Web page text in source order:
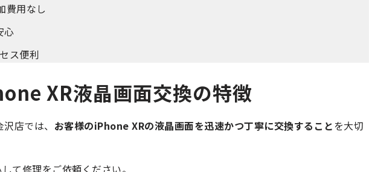
費用なし
心
ス便利
XR液晶画面交換の特徴
店では、 お客様のiPhone XRの液晶画面を迅速かつ丁寧に交換することを大切
て修理をご依頼ください。